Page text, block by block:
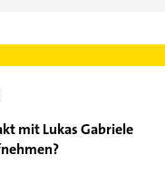
mit Lukas Gabriele